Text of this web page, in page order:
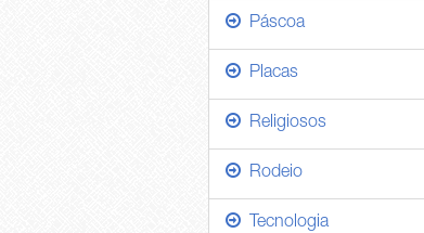
Páscoa
Placas
Religiosos
Rodeio
Tecnologia